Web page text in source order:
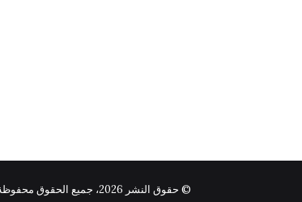
© حقوق النشر 2026، جميع الحقوق محفوظة |